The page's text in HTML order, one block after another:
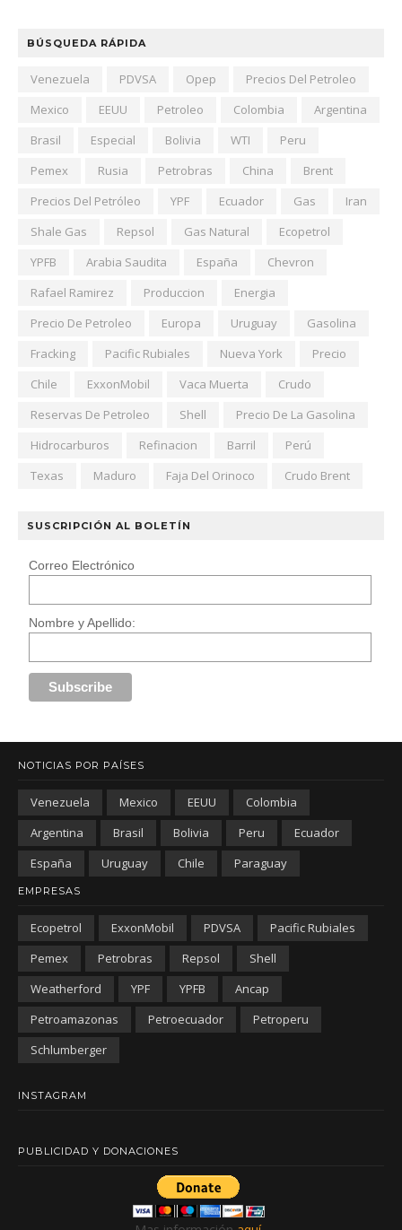
BÚSQUEDA RÁPIDA
Venezuela PDVSA Opep
Precios Del Petroleo
Mexico
EEUU Petroleo Colombia
Argentina
Brasil
Especial Bolivia WTI
Peru
Pemex
Rusia Petrobras China
Brent
Precios Del Petróleo
YPF Ecuador Gas
Iran
Shale Gas
Repsol Gas Natural
Ecopetrol
YPFB
Arabia Saudita España
Chevron
Rafael Ramirez
Produccion
Energia
Precio De Petroleo
Europa Uruguay
Gasolina
Fracking
Pacific Rubiales Nueva York
Precio
Chile
ExxonMobil Vaca Muerta
Crudo
Reservas De Petroleo
Shell
Precio De La Gasolina
Hidrocarburos
Refinacion Barril
Perú
Texas
Maduro Faja Del Orinoco Crudo Brent
SUSCRIPCIÓN AL BOLETÍN
Correo Electrónico
Nombre y Apellido:
NOTICIAS POR PAÍSES
Venezuela Mexico EEUU
Colombia
Argentina
Brasil Bolivia Peru
Ecuador
España
Uruguay Chile Paraguay
EMPRESAS
Ecopetrol ExxonMobil PDVSA
Pacific Rubiales
Pemex
Petrobras Repsol
Shell
Weatherford
YPF YPFB
Ancap
Petroamazonas
Petroecuador
Petroperu
Schlumberger
INSTAGRAM
PUBLICIDAD Y DONACIONES